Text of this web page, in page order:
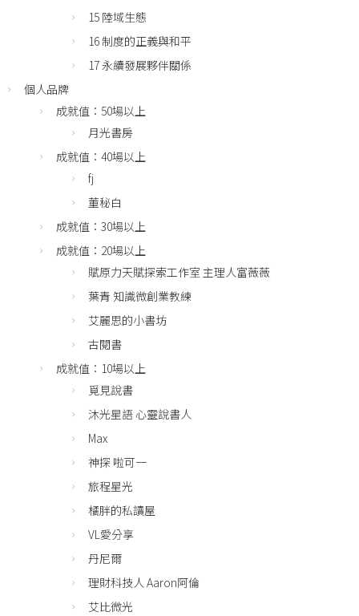
15 陸域生態
16 制度的正義與和平
17 永續發展夥伴關係
個人品牌
成就值：50場以上
月光書房
成就值：40場以上
fj
董秘白
成就值：30場以上
成就值：20場以上
賦原力天賦探索工作室 主理人富薇薇
葉青 知識微創業教練
艾麗思的小書坊
古閱書
成就值：10場以上
覓見說書
沐光星語 心靈說書人
Max
神探 啦可一
旅程星光
橘胖的私讀屋
VL愛分享
丹尼爾
理財科技人 Aaron阿倫
艾比微光